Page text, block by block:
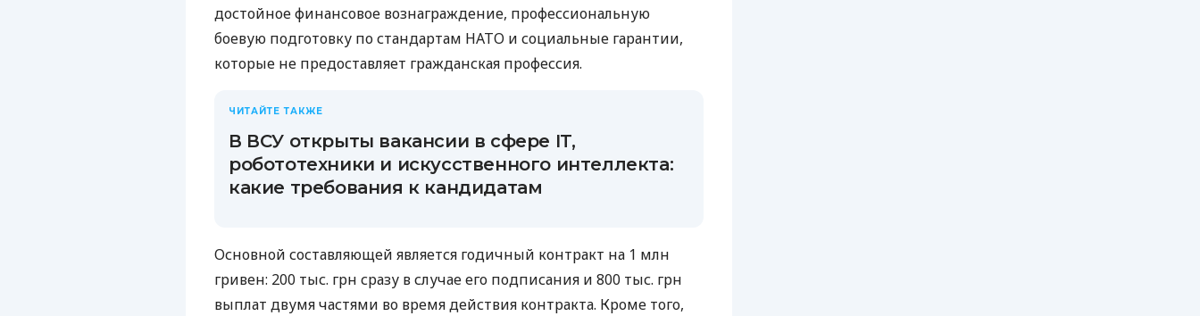
достойное финансовое вознаграждение, профессиональную
боевую подготовку по стандартам НАТО и социальные гарантии,
которые не предоставляет гражданская профессия.
ЧИТАЙТЕ ТАКЖЕ
В ВСУ открыты вакансии в сфере IT,
робототехники и искусственного интеллекта:
какие требования к кандидатам
Основной составляющей является годичный контракт на 1 млн
гривен: 200 тыс. грн сразу в случае его подписания и 800 тыс. грн
выплат двумя частями во время действия контракта. Кроме того,